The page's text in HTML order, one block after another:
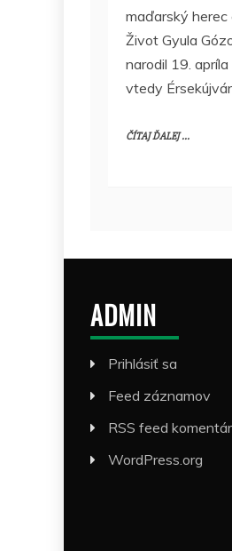
maďarský herec
Život Gyula
narodil 19.
vtedy Érsekújvár
ČÍTAJ ĎALEJ ...
ADMIN
Prihlásiť sa
Feed záznamov
RSS feed
WordPress.org